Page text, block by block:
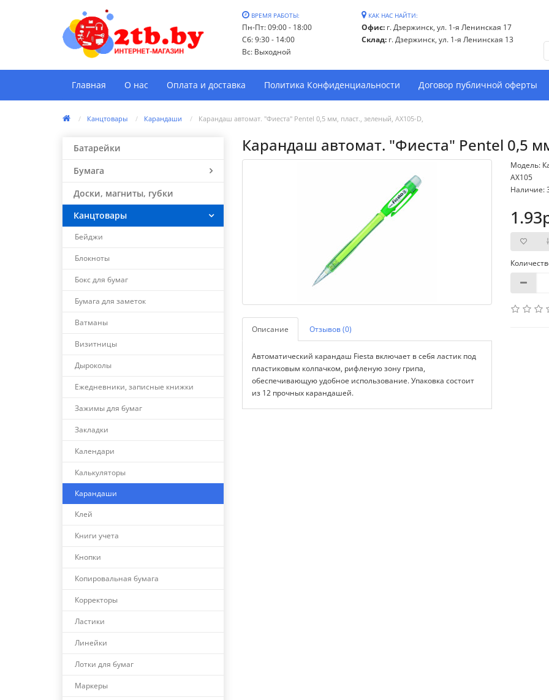
ВРЕМЯ РАБОТЫ:
Пн-Пт: 09:00 - 18:00
Сб: 9:30 - 14:00
Вс: Выходной
КАК НАС НАЙТИ:
Офис:г. Дзержинск, ул. 1-я Ленинская 17
Склад:г. Дзержинск, ул. 1-я Ленинская 13
Главная О нас Оплата и доставка Политика Конфиденциальности Договор публичной оферты
Канцтовары Карандаши Карандаш автомат. "Фиеста" Pentel 0,5 мм, пласт., зеленый, AX105-D,
Батарейки
Бумага
Доски, магниты, губки
Канцтовары
Бейджи
Блокноты
Бокс для бумаг
Бумага для заметок
Ватманы
Визитницы
Дыроколы
Ежедневники, записные книжки
Зажимы для бумаг
Закладки
Календари
Калькуляторы
Карандаши
Клей
Книги учета
Кнопки
Копировальная бумага
Корректоры
Ластики
Линейки
Лотки для бумаг
Маркеры
Карандаш автомат. "Фиеста" Pentel 0,5
Описание Отзывов (0)
Автоматический карандаш Fiesta включает в себя ластик под
пластиковым колпачком, рифленую зону грипа,
обеспечивающую удобное использование. Упаковка состоит
из 12 прочных карандашей.
Модель:
AX105
Наличие: